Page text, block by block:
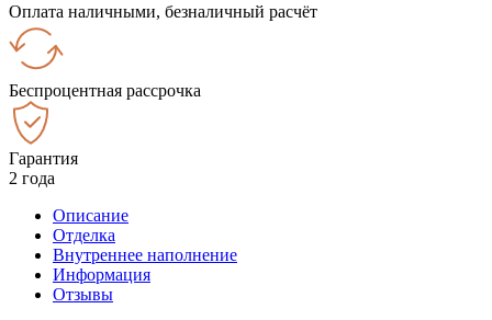
Оплата наличными, безналичный расчёт
Беспроцентная рассрочка
Гарантия
2 года
Описание
Отделка
Внутреннее наполнение
Информация
Отзывы